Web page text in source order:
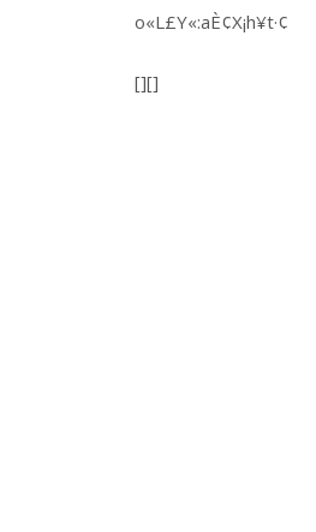
o«L£Y«:aÈ¢X¡h¥t·¢
[][]